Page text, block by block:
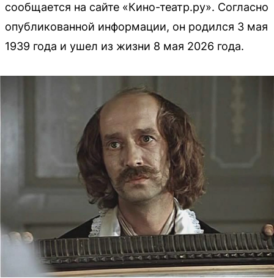
сообщается на сайте «Кино-театр.ру». Согласно
опубликованной информации, он родился 3 мая
1939 года и ушел из жизни 8 мая 2026 года.